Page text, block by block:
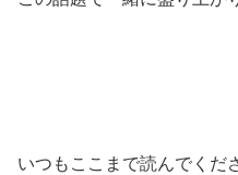
いつもここまで読んでくだ